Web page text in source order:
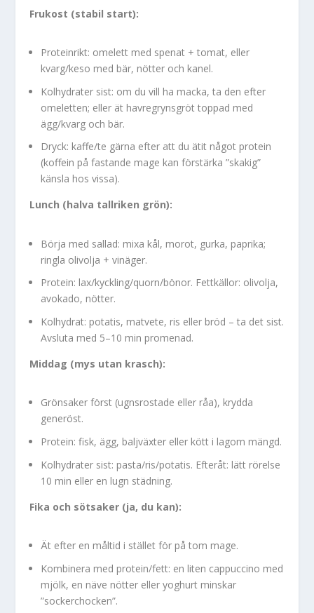
Frukost (stabil start):
Proteinrikt: omelett med spenat + tomat, eller
kvarg/keso med bär, nötter och kanel.
Kolhydrater sist: om du vill ha macka, ta den efter
omeletten; eller ät havregrynsgröt toppad med
ägg/kvarg och bär.
Dryck: kaffe/te gärna efter att du ätit något protein
(koffein på fastande mage kan förstärka ”skakig”
känsla hos vissa).
Lunch (halva tallriken grön):
Börja med sallad: mixa kål, morot, gurka, paprika;
ringla olivolja + vinäger.
Protein: lax/kyckling/quorn/bönor. Fettkällor: olivolja,
avokado, nötter.
Kolhydrat: potatis, matvete, ris eller bröd – ta det sist.
Avsluta med 5–10 min promenad.
Middag (mys utan krasch):
Grönsaker först (ugnsrostade eller råa), krydda
generöst.
Protein: fisk, ägg, baljväxter eller kött i lagom mängd.
Kolhydrater sist: pasta/ris/potatis. Efteråt: lätt rörelse
10 min eller en lugn städning.
Fika och sötsaker (ja, du kan):
Ät efter en måltid i stället för på tom mage.
Kombinera med protein/fett: en liten cappuccino med
mjölk, en näve nötter eller yoghurt minskar
”sockerchocken”.